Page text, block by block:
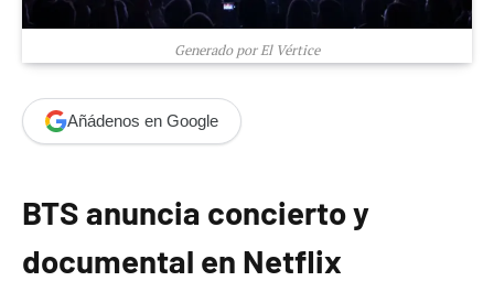
Generado por El Vértice
Añádenos en Google
BTS anuncia concierto y
documental en Netflix